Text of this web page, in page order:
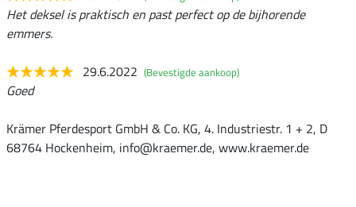
Het deksel is praktisch en past perfect op de bijhorende
emmers.
29.6.2022 (Bevestigde aankoop)
Goed
Krämer Pferdesport GmbH & Co. KG, 4. Industriestr. 1 + 2, D
68764 Hockenheim, info@kraemer.de, www.kraemer.de